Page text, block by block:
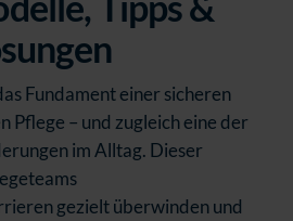
Fundament einer sicheren
Pflege – und zugleich eine der
im Alltag. Dieser
gezielt überwinden und